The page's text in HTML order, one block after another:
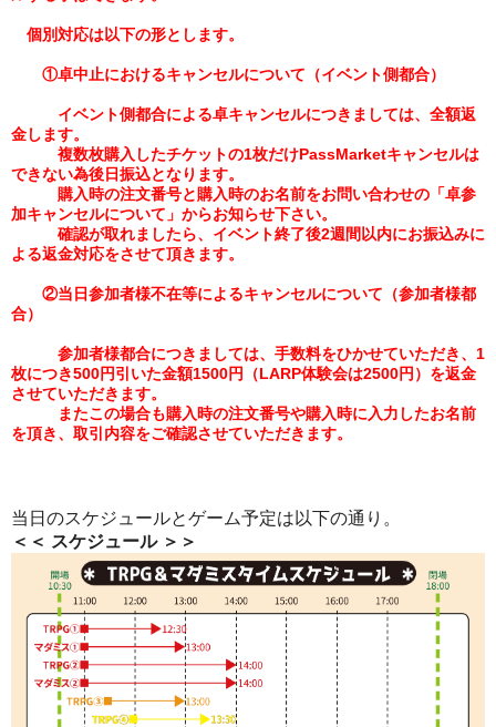
個別対応は以下の形とします。
①卓中止におけるキャンセルについて（イベント側都合）
イベント側都合による卓キャンセルにつきましては、全額返
金します。
複数枚購入したチケットの1枚だけPassMarketキャンセルは
できない為後日振込となります。
購入時の注文番号と購入時のお名前をお問い合わせの「卓参
加キャンセルについて」からお知らせ下さい。
確認が取れましたら、イベント終了後2週間以内にお振込みに
よる返金対応をさせて頂きます。
②当日参加者様不在等によるキャンセルについて（参加者様都
合）
参加者様都合につきましては、 手数料をひかせていただき、1
枚につき500円引いた金額1500円（LARP体験会は2500円）を返金
させていただきます。
またこの場合も購入時の注文番号や購入時に入力したお名前
を頂き、取引内容をご確認させていただきます。
当日のスケジュールとゲーム予定は以下の通り。
＜＜ スケジュール ＞＞